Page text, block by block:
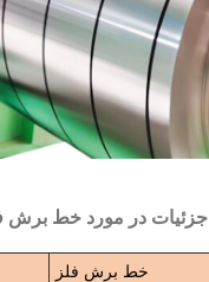
جزئیات در مورد خط برش
خط برش فلز